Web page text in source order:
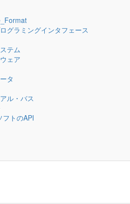
グラミングインタフェース
テム
ェア
タ
ル・バス
フトのAPI